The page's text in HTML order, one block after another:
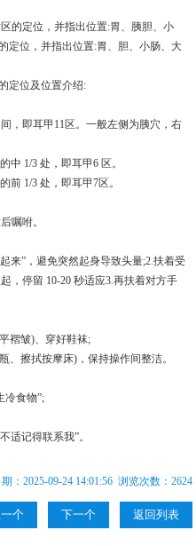
的定位，并指出位置:胃、胰胆、小
定位，并指出位置:胃、胆、小肠、大
定位及位置介绍:
，即耳甲11区。一般左侧为胰穴，右
中 1/3 处，即耳甲6 区。
前 1/3 处，即耳甲7区。
嘱咐。
来”，避免突然起身导致头量;2.扶着受
，停留 10-20 秒适应3.再扶着对方手
褶皱)、穿好鞋袜;
、擦拭按摩床)，保持操作间整洁。
冷食物”;
适记得联系我”。
：2025-09-24 14:01:56 浏览次数： 2624
个 下一个 返回列表